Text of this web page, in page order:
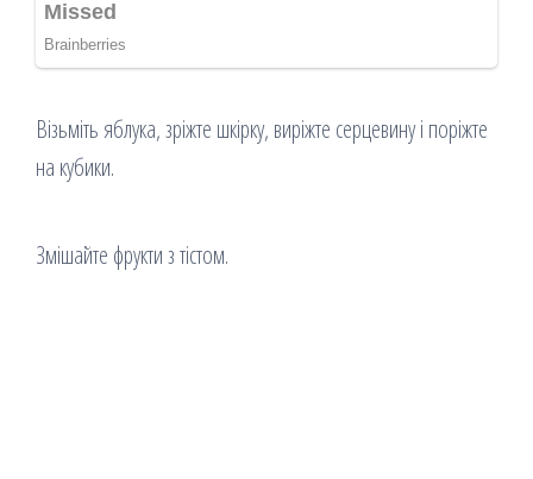
Візьміть яблука, зріжте шкірку, виріжте серцевину і поріжте
на кубики.
Змішайте фрукти з тістом.